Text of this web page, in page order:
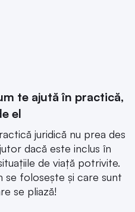
te ajută în practică,
el
juridică nu prea des
dacă este inclus în
de viață potrivite.
se folosește și care sunt
se pliază!